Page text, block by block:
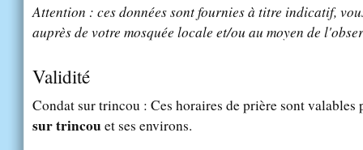
Attention : ces données sont fournies à titre indicatif,
auprès de votre mosquée locale et/ou au moyen de
Validité
Condat sur trincou : Ces horaires de prière sont
sur trincouet ses environs.